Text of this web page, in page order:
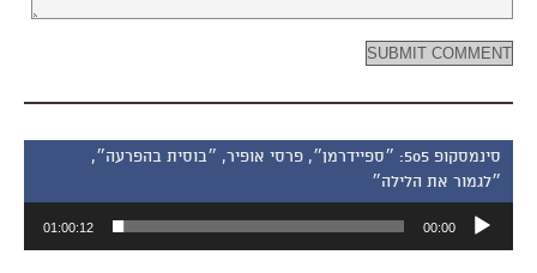
סינמסקופ 505: ״ספיידרמן״, פרסי אופיר, ״בוסית בהפרעה״,
״לגמור את הלילה״
אודיו
00:00
01:00:12